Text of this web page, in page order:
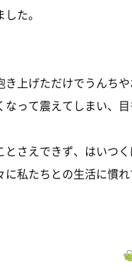
た。
き上げただけでうんち
って震えてしまい、
とさえできず、はいつ
私たちとの生活に慣